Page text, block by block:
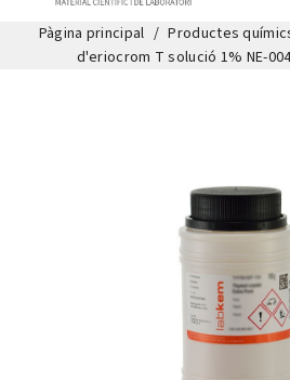
Pàgina principal Productes
d'eriocrom T solució 1% NE-